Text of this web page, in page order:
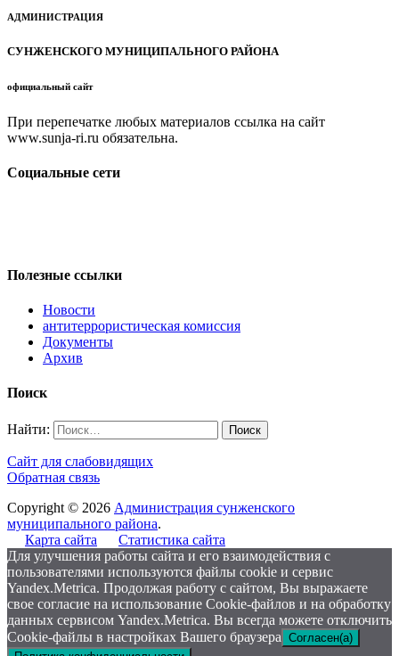
АДМИНИСТРАЦИЯ
СУНЖЕНСКОГО МУНИЦИПАЛЬНОГО РАЙОНА
официальный сайт
При перепечатке любых материалов ссылка на сайт
www.sunja-ri.ru обязательна.
Социальные сети
Полезные ссылки
Новости
антитеррористическая комиссия
Документы
Архив
Поиск
Найти:
Сайт для слабовидящих
Обратная связь
Copyright © 2026 Администрация сунженского
муниципального района.
Карта сайта
Статистика сайта
Для улучшения работы сайта и его взаимодействия с
пользователями используются файлы cookie и сервис
Yandex.Metrica. Продолжая работу с сайтом, Вы выражаете
свое согласие на использование Cookie-файлов и на обработку
данных сервисом Yandex.Metrica. Вы всегда можете отключить
Cookie-файлы в настройках Вашего браузера Согласен(а)